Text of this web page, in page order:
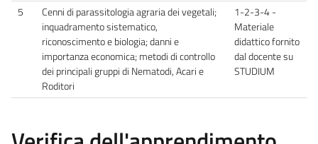
5
Cenni di parassitologia agraria dei vegetali;
inquadramento sistematico,
riconoscimento e biologia; danni e
importanza economica; metodi di controllo
dei principali gruppi di Nematodi, Acari e
Roditori
1-2-3-4 -
Materiale
didattico fornito
dal docente su
STUDIUM